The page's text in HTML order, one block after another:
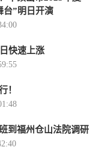
台”明日开演
快速上涨
！
到福州仓山法院调研